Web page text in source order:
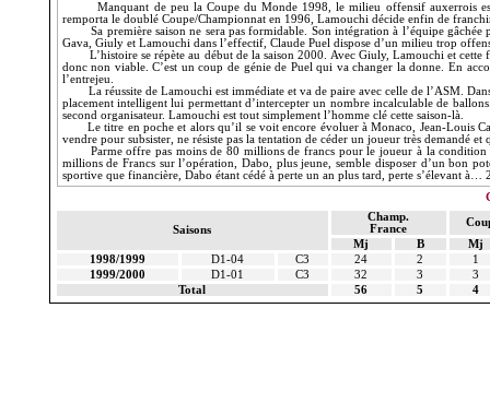
Manquant de peu la Coupedu Monde 1998, le milieu offensif auxerrois
remporta le doublé Coupe/Championnat en 1996, Lamouchidécide enfin de
Sa première saison ne sera pas formidable. Son intégration à l’équipe gâchée
Gava, Giulyet Lamouchidans l’effectif, Claude Pueldispose d’un milieu trop
L’histoire se répète au début de la saison 2000. Avec Giuly, Lamouchiet cette
donc non viable. C’est un coup de génie de Puelqui va changer la donne. En
l’entrejeu.
La réussite de Lamouchiest immédiate et va de paire avec celle de l’ASM.
placement intelligent lui permettant d’intercepter un nombre incalculable de
second organisateur. Lamouchiest tout simplement l’homme clé cette saison-là.
Le titre en poche et alors qu’il se voit encore évoluer à Monaco, Jean-Louis
vendre pour subsister, ne résiste pas la tentation de céder un joueur très demandé
Parme offre pas moins de 80 millions de francs pour le joueur à la
millions de Francs sur l’opération,Dabo, plus jeune, semble disposer d’un bon
sportive que financière, Dabo étant cédé à perte un an plus tard, perte s’élevant à…
Saisons
Champ.
France
Mj
B
Mj
1998/1999
D1-04 C3 24 2
1
1999/2000
D1-01 C3 32 3
3
Total
56 5 4